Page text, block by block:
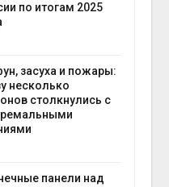
по итогам 2025
засуха и пожары:
несколько
столкнулись с
панели над